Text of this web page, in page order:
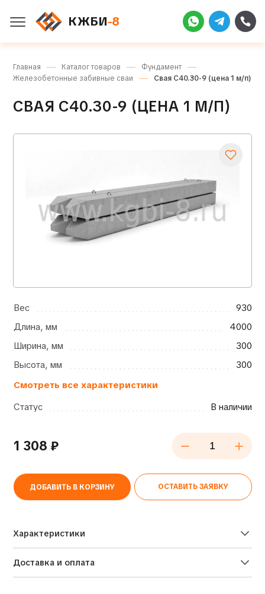
КЖБИ-8
Главная Каталог товаров
Фундамент
Железобетонные забивные сваи
Свая С40.30-9 (цена 1 м/п)
СВАЯ С40.30-9 (ЦЕНА 1 М/П)
Вес
930
Длина, мм
4000
Ширина, мм
300
Высота, мм
300
Смотреть все характеристики
Статус
В наличии
1 308 ₽
ДОБАВИТЬ В КОРЗИНУ ОСТАВИТЬ ЗАЯВКУ
Характеристики
Доставка и оплата